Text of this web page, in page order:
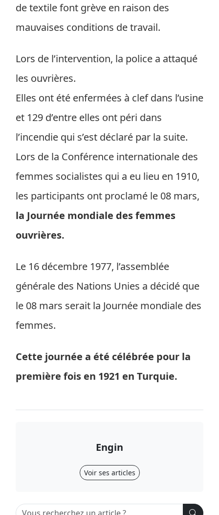
de textile font grève en raison des
mauvaises conditions de travail.
Lors de l’intervention, la police a attaqué
les ouvrières.
Elles ont été enfermées à clef dans l’usine
et 129 d’entre elles ont péri dans
l’incendie qui s’est déclaré par la suite.
Lors de la Conférence internationale des
femmes socialistes qui a eu lieu en 1910,
les participants ont proclamé le 08 mars,
la Journée mondiale des femmes
ouvrières.
Le 16 décembre 1977, l’assemblée
générale des Nations Unies a décidé que
le 08 mars serait la Journée mondiale des
femmes.
Cette journée a été célébrée pour la
première fois en 1921 en Turquie.
Engin
Voir ses articles